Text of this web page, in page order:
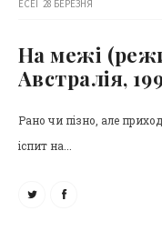
ЕСЕЇ 28 БЕРЕЗНЯ
На межі
Австралія,
Рано чи пізно, але
іспит на...